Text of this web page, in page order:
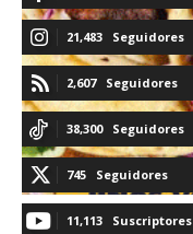
21,483 Seguidores
2,607 Seguidores
38,300 Seguidores
745 Seguidores
11,113 Suscriptores